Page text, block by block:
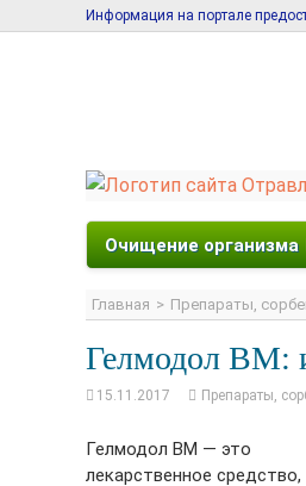
Информация на портале
Очищение организма
Главная Препараты,
Гелмодол ВМ:
15.11.2017 Препараты,
Гелмодол ВМ — это
лекарственное средство,